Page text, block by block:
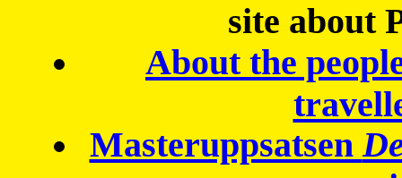
site about
About the
Masteruppsatsen